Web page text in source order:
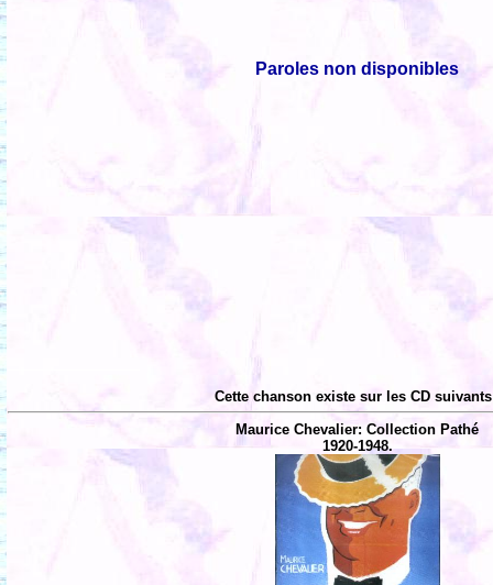
Paroles non disponibles
Cette chanson existe sur les CD
Maurice Chevalier: Collection Pathé
1920-1948.